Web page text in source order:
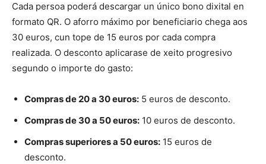
Cada persoa poderá descargar un único bono dixital en
formato QR. O aforro máximo por beneficiario chega aos
30 euros, cun tope de 15 euros por cada compra
realizada. O desconto aplicarase de xeito progresivo
segundo o importe do gasto:
Compras de 20 a 30 euros: 5 euros de desconto.
Compras de 30 a 50 euros: 10 euros de desconto.
Compras superiores a 50 euros: 15 euros de
desconto.